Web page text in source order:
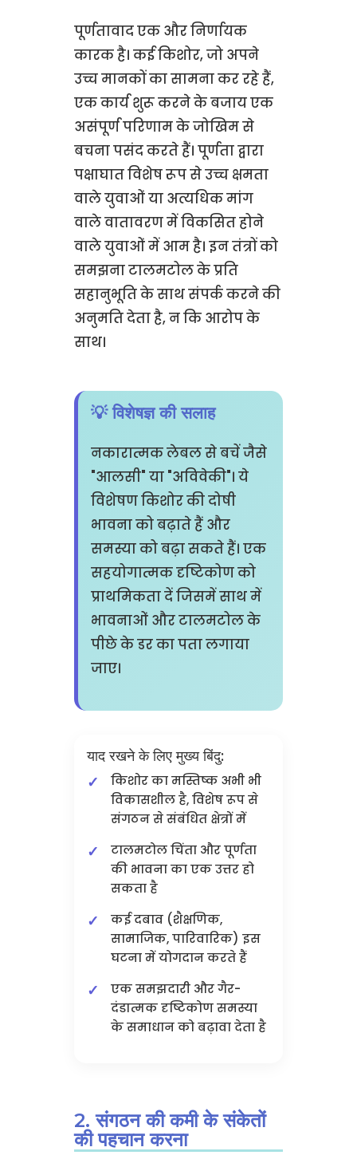
पूर्णतावाद एक और निर्णायक
कारक है। कई किशोर, जो अपने
उच्च मानकों का सामना कर रहे हैं,
एक कार्य शुरू करने के बजाय एक
असंपूर्ण परिणाम के जोखिम से
बचना पसंद करते हैं। पूर्णता द्वारा
पक्षाघात विशेष रूप से उच्च क्षमता
वाले युवाओं या अत्यधिक मांग
वाले वातावरण में विकसित होने
वाले युवाओं में आम है। इन तंत्रों को
समझना टालमटोल के प्रति
सहानुभूति के साथ संपर्क करने की
अनुमति देता है, न कि आरोप के
साथ।
💡 विशेषज्ञ की सलाह
नकारात्मक लेबल से बचें जैसे
"आलसी" या "अविवेकी"। ये
विशेषण किशोर की दोषी
भावना को बढ़ाते हैं और
समस्या को बढ़ा सकते हैं। एक
सहयोगात्मक दृष्टिकोण को
प्राथमिकता दें जिसमें साथ में
भावनाओं और टालमटोल के
पीछे के डर का पता लगाया
जाए।
याद रखने के लिए मुख्य बिंदु:
किशोर का मस्तिष्क अभी भी
विकासशील है, विशेष रूप से
संगठन से संबंधित क्षेत्रों में
टालमटोल चिंता और पूर्णता
की भावना का एक उत्तर हो
सकता है
कई दबाव (शैक्षणिक,
सामाजिक, पारिवारिक) इस
घटना में योगदान करते हैं
एक समझदारी और गैर-
दंडात्मक दृष्टिकोण समस्या
के समाधान को बढ़ावा देता है
2. संगठन की कमी के संकेतों
की पहचान करना